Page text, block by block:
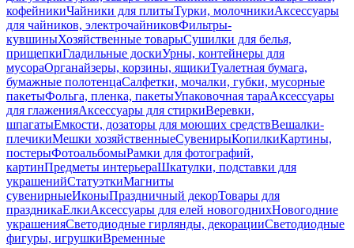
кофейникиЧайники для плитыТурки, молочникиАксессуары
для чайников, электрочайниковФильтры-
кувшиныХозяйственные товарыСушилки для белья,
прищепкиГладильные доскиУрны, контейнеры для
мусораОрганайзеры, корзины, ящикиТуалетная бумага,
бумажные полотенцаСалфетки, мочалки, губки, мусорные
пакетыФольга, пленка, пакетыУпаковочная тараАксессуары
для глаженияАксессуары для стиркиВеревки,
шпагатыЕмкости, дозаторы для моющих средствВешалки-
плечикиМешки хозяйственныеСувенирыКопилкиКартины,
постерыФотоальбомыРамки для фотографий,
картинПредметы интерьераШкатулки, подставки для
украшенийСтатуэткиМагниты
сувенирныеИконыПраздничный декорТовары для
праздникаЕлкиАксессуары для елей новогоднихНовогодние
украшенияСветодиодные гирлянды, декорацииСветодиодные
фигуры, игрушкиВременные